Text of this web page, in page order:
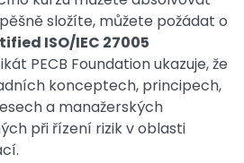
složíte, můžete požádat o
ISO/IEC 27005
PECB Foundation ukazuje, že
konceptech, principech,
a manažerských
při řízení rizik v oblasti